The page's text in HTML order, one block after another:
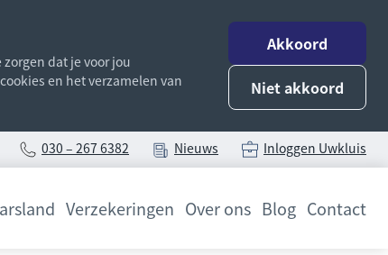
dat je voor jou
en het verzamelen van
Akkoord
Niet akkoord
030 – 267 6382 Nieuws Inloggen Uwkluis
Verzekeringen Over ons Blog Contact